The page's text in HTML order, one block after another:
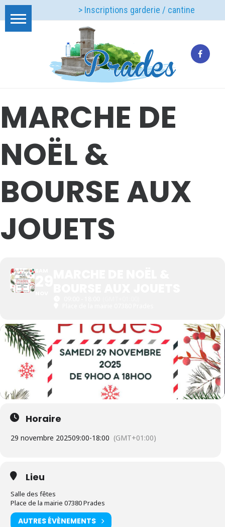
> Inscriptions garderie / cantine
MARCHE DE
NOËL &
BOURSE AUX
JOUETS
Horaire
29 novembre 202509:00-18:00 (GMT+01:00)
Lieu
Salle des fêtes
Place de la mairie 07380 Prades
AUTRES ÉVÈNEMENTS